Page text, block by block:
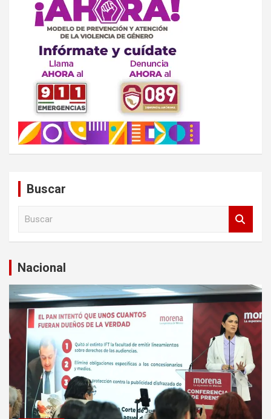
Buscar
a
r
Nacional